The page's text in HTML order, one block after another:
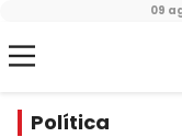
09
Política